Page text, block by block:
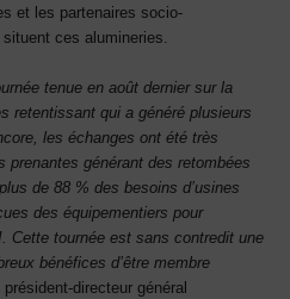
et les partenaires socio-
ces alumineries.
tenue en août dernier sur la
retentissant qui a généré plusieurs
les échanges ont été très
générant des retombées
de 88 % des besoins d’usines
des équipementiers pour
Cette tournée est sans contredit une
bénéfices d’être membre
directeur général